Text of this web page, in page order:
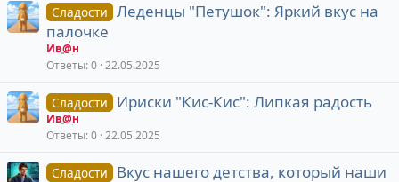
Сладости Леденцы "Петушок": Яркий вкус на
палочке
Ив@н
Ответы 0 22.05.2025
Сладости Ириски "Кис-Кис": Липкая радость
Ив@н
Ответы 0 22.05.2025
Сладости
Вкус нашего детства, который наши